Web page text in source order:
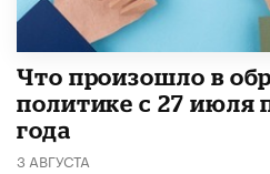
​Что произошло в
политике с 27 июля
года
3 АВГУСТА